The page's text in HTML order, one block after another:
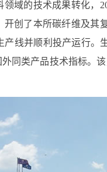
域的技术成果转化，
创了本所碳纤维及其
产线并顺利投产运行。
同类产品技术指标。